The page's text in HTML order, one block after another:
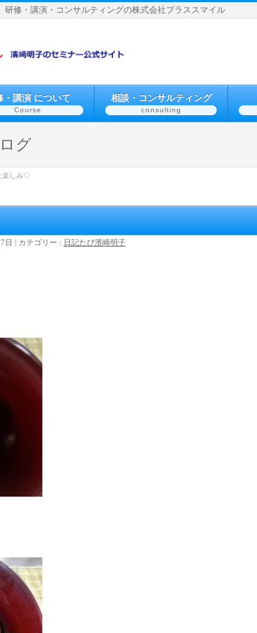
研修・講演・コンサルティングの株式会社プラススマイル
・講演 について
Course
相談・コンサルティング
consulting
グ
楽しみ♡
日 カテゴリー : 日記たび濱崎明子